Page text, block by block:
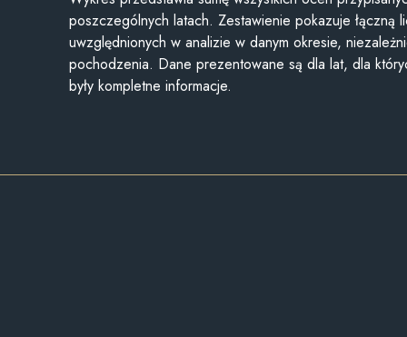
poszczególnych latach. Zestawienie pokazuje łączną
uwzględnionych w analizie w danym okresie,
pochodzenia. Dane prezentowane są dla lat, dla
były kompletne informacje.